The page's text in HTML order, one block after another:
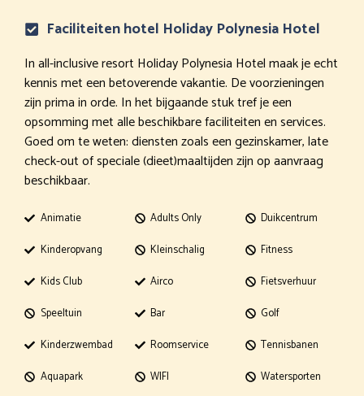
Faciliteiten hotel Holiday Polynesia Hotel
In all-inclusive resort Holiday Polynesia Hotel maak je echt
kennis met een betoverende vakantie. De voorzieningen
zijn prima in orde. In het bijgaande stuk tref je een
opsomming met alle beschikbare faciliteiten en services.
Goed om te weten: diensten zoals een gezinskamer, late
check-out of speciale (dieet)maaltijden zijn op aanvraag
beschikbaar.
Animatie
Kinderopvang
Kids Club
Speeltuin
Kinderzwembad
Aquapark
Adults Only
Kleinschalig
Airco
Bar
Roomservice
WIFI
Duikcentrum
Fitness
Fietsverhuur
Golf
Tennisbanen
Watersporten